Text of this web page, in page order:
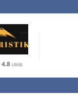
4.8 (468)